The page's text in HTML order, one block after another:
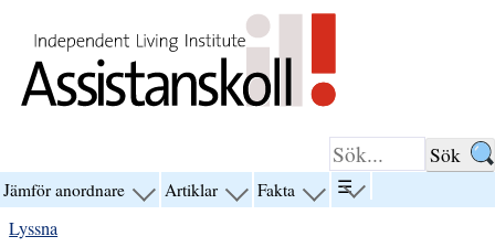
Jämför anordnare visa Artiklar visa Fakta visa
☰visa
menyn
Lyssna